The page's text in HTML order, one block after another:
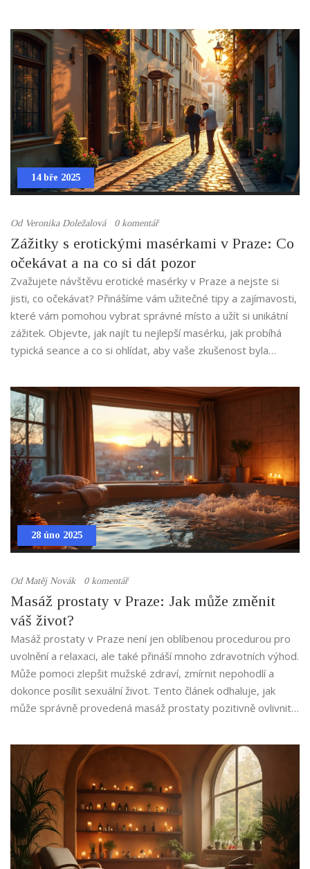
nejlepší salon.
14 bře 2025
Od Veronika Doležalová 0 komentář
Zážitky s erotickými masérkami v Praze: Co
očekávat a na co si dát pozor
Zvažujete návštěvu erotické masérky v Praze a nejste si
jisti, co očekávat? Přinášíme vám užitečné tipy a zajímavosti,
které vám pomohou vybrat správné místo a užít si unikátní
zážitek. Objevte, jak najít tu nejlepší masérku, jak probíhá
typická seance a co si ohlídat, aby vaše zkušenost byla
erotickou masáží a zjistěte, co (ne)dělat, abyste návštěvu
nezkazili.
28 úno 2025
OdMatěj Novák 0 komentář
Masáž prostaty v Praze: Jak může změnit
váš život?
Masáž prostaty v Praze není jen oblíbenou procedurou pro
uvolnění a relaxaci, ale také přináší mnoho zdravotních výhod.
Může pomoci zlepšit mužské zdraví, zmírnit nepohodlí a
dokonce posílit sexuální život. Tento článek odhaluje, jak
může správně provedená masáž prostaty pozitivně ovlivnit